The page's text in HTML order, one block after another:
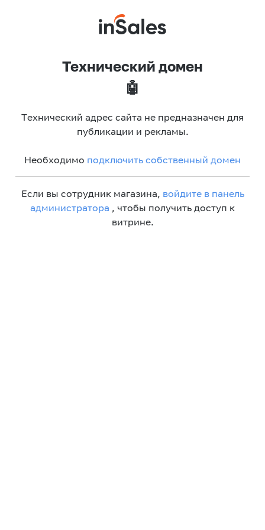
Технический домен
🤖
Технический адрес сайта не предназначен для
публикации и рекламы.
Необходимо подключить собственный домен
Если вы сотрудник магазина, войдите в панель
администратора , чтобы получить доступ к
витрине.